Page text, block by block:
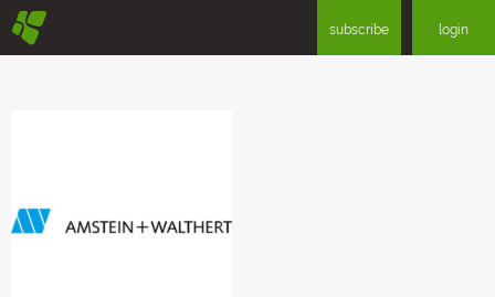
§ subscribe login